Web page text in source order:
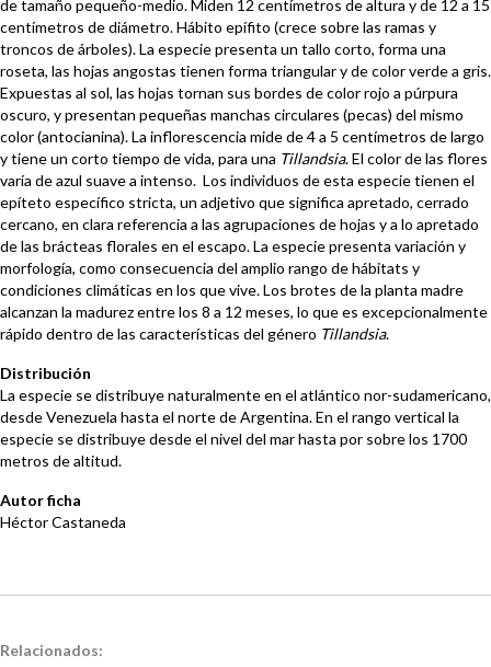
de tamaño pequeño-medio. Miden 12 centímetros de altura y de 12 a 15
centímetros de diámetro. Hábito epífito (crece sobre las ramas y
troncos de árboles). La especie presenta un tallo corto, forma una
roseta, las hojas angostas tienen forma triangular y de color verde a gris.
Expuestas al sol, las hojas tornan sus bordes de color rojo a púrpura
oscuro, y presentan pequeñas manchas circulares (pecas) del mismo
color (antocianina). La inflorescencia mide de 4 a 5 centímetros de largo
y tiene un corto tiempo de vida, para una Tillandsia. El color de las flores
varía de azul suave a intenso. Los individuos de esta especie tienen el
epíteto específico stricta, un adjetivo que significa apretado, cerrado
cercano, en clara referencia a las agrupaciones de hojas y a lo apretado
de las brácteas florales en el escapo. La especie presenta variación y
morfología, como consecuencia del amplio rango de hábitats y
condiciones climáticas en los que vive. Los brotes de la planta madre
alcanzan la madurez entre los 8 a 12 meses, lo que es excepcionalmente
rápido dentro de las características del género Tillandsia.
Distribución
La especie se distribuye naturalmente en el atlántico nor-sudamericano,
desde Venezuela hasta el norte de Argentina. En el rango vertical la
especie se distribuye desde el nivel del mar hasta por sobre los 1700
metros de altitud.
Autor ficha
Héctor Castaneda
Relacionados: